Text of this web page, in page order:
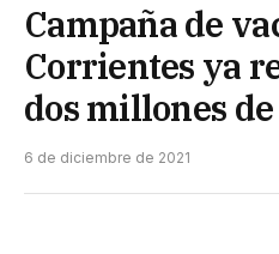
Campaña de
Corrientes ya
dos millones
6 de diciembre de 2021